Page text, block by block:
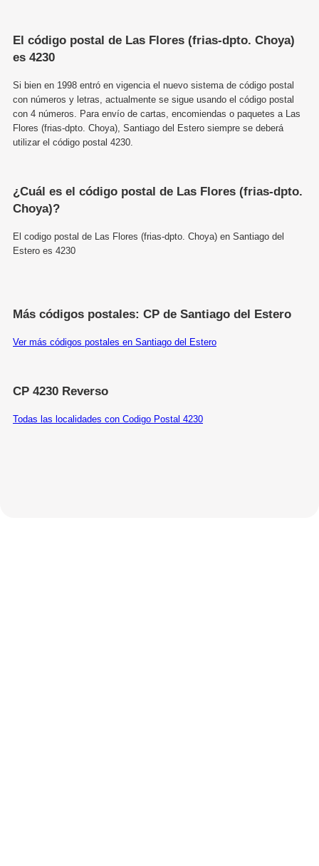
El código postal de Las Flores (frias-dpto. Choya)
es 4230
Si bien en 1998 entró en vigencia el nuevo sistema de código postal
con números y letras, actualmente se sigue usando el código postal
con 4 números. Para envío de cartas, encomiendas o paquetes a Las
Flores (frias-dpto. Choya), Santiago del Estero siempre se deberá
utilizar el código postal 4230.
¿Cuál es el código postal de Las Flores (frias-dpto.
Choya)?
El codigo postal de Las Flores (frias-dpto. Choya) en Santiago del
Estero es 4230
Más códigos postales: CP de Santiago del Estero
Ver más códigos postales en Santiago del Estero
CP 4230 Reverso
Todas las localidades con Codigo Postal 4230